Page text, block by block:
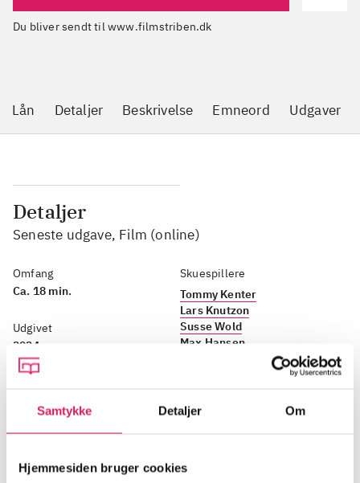
Samtykke Detaljer Om
Hjemmesiden bruger cookies
Du bliver sendt til www.filmstriben.dk
Lån Detaljer Beskrivelse Emneord Udgaver
Detaljer
Seneste udgave, Film (online)
Omfang
Ca. 18 min.
Udgivet
2024
Sprog
Skuespillere
Tommy Kenter
Lars Knutzon
Susse Wold
Max Hansen
Niels Rosenkrands